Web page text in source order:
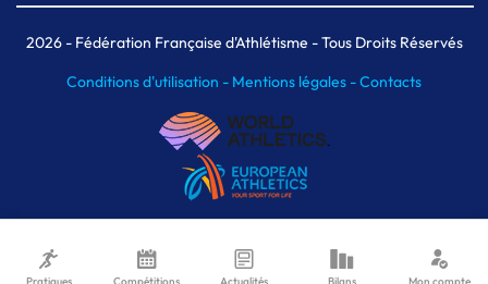
Meeting de Paris indoor
MAIF Ekiden de Paris
2026- Fédération Française d'Athlétisme - Tous Droits Réservés
Conditions d'utilisation - Mentions légales -Contacts
Pratiques Compétitions Actualités Bilans Mon compte